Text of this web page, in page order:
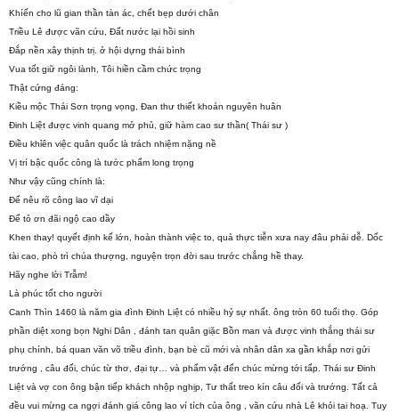
Khíến cho lũ gian thần tàn ác, chết bẹp dưới chân
Triều Lê được vãn cứu, Đất nước lại hồi sinh
Đắp nền xây thịnh trị. ở hội dựng thái bình
Vua tốt giữ ngôi lành, Tôi hiền cầm chức trọng
Thật cứng đáng:
Kiều mộc Thái Sơn trọng vọng, Đan thư thiết khoán nguyên huân
Đinh Liệt được vinh quang mở phủ, giữ hàm cao sư thần( Thái sư )
Điều khỉên việc quân quốc là trách nhiệm nặng nề
Vị trí bậc quốc công là tước phẩm long trọng
Như vậy cũng chính là:
Để nêu rõ công lao vĩ dại
Để tỏ ơn đãi ngộ cao dầy
Khen thay! quyết định kế lớn, hoàn thành việc to, quả thực tiễn xưa nay đâu phải dễ. Dốc
tài cao, phò trì chúa thượng, nguyện trọn đời sau trước chẳng hề thay.
Hãy nghe lời Trẫm!
Là phúc tốt cho người
Canh Thìn 1460 là năm gia đình Đinh Liệt có nhiều hỷ sự nhất. ông tròn 60 tuổi thọ. Góp
phần diệt xong bọn Nghi Dân , đánh tan quân giặc Bồn man và được vinh thắng thái sư
phụ chính, bá quan văn võ triều đình, bạn bè cũ mới và nhân dân xa gần khắp nơi gửi
trướng , câu đối, chúc từ thơ, đại tự… và phẩm vật đến chúc mừng tới tấp. Thái sư Đinh
Liệt và vợ con ông bận tiếp khách nhộp nghịp, Tư thất treo kín câu đối và trướng. Tất cả
đều vui mừng ca ngợi đánh giá công lao ví tích của ông , vãn cứu nhà Lê khỏi tai hoạ. Tuy